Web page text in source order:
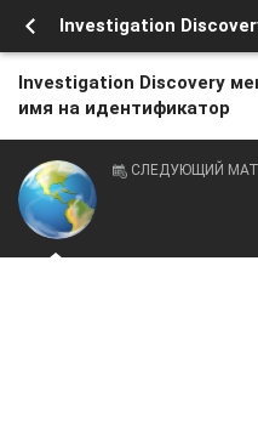
Investigation Discovery
имя на идентификатор
СЛЕДУЮЩИЙ